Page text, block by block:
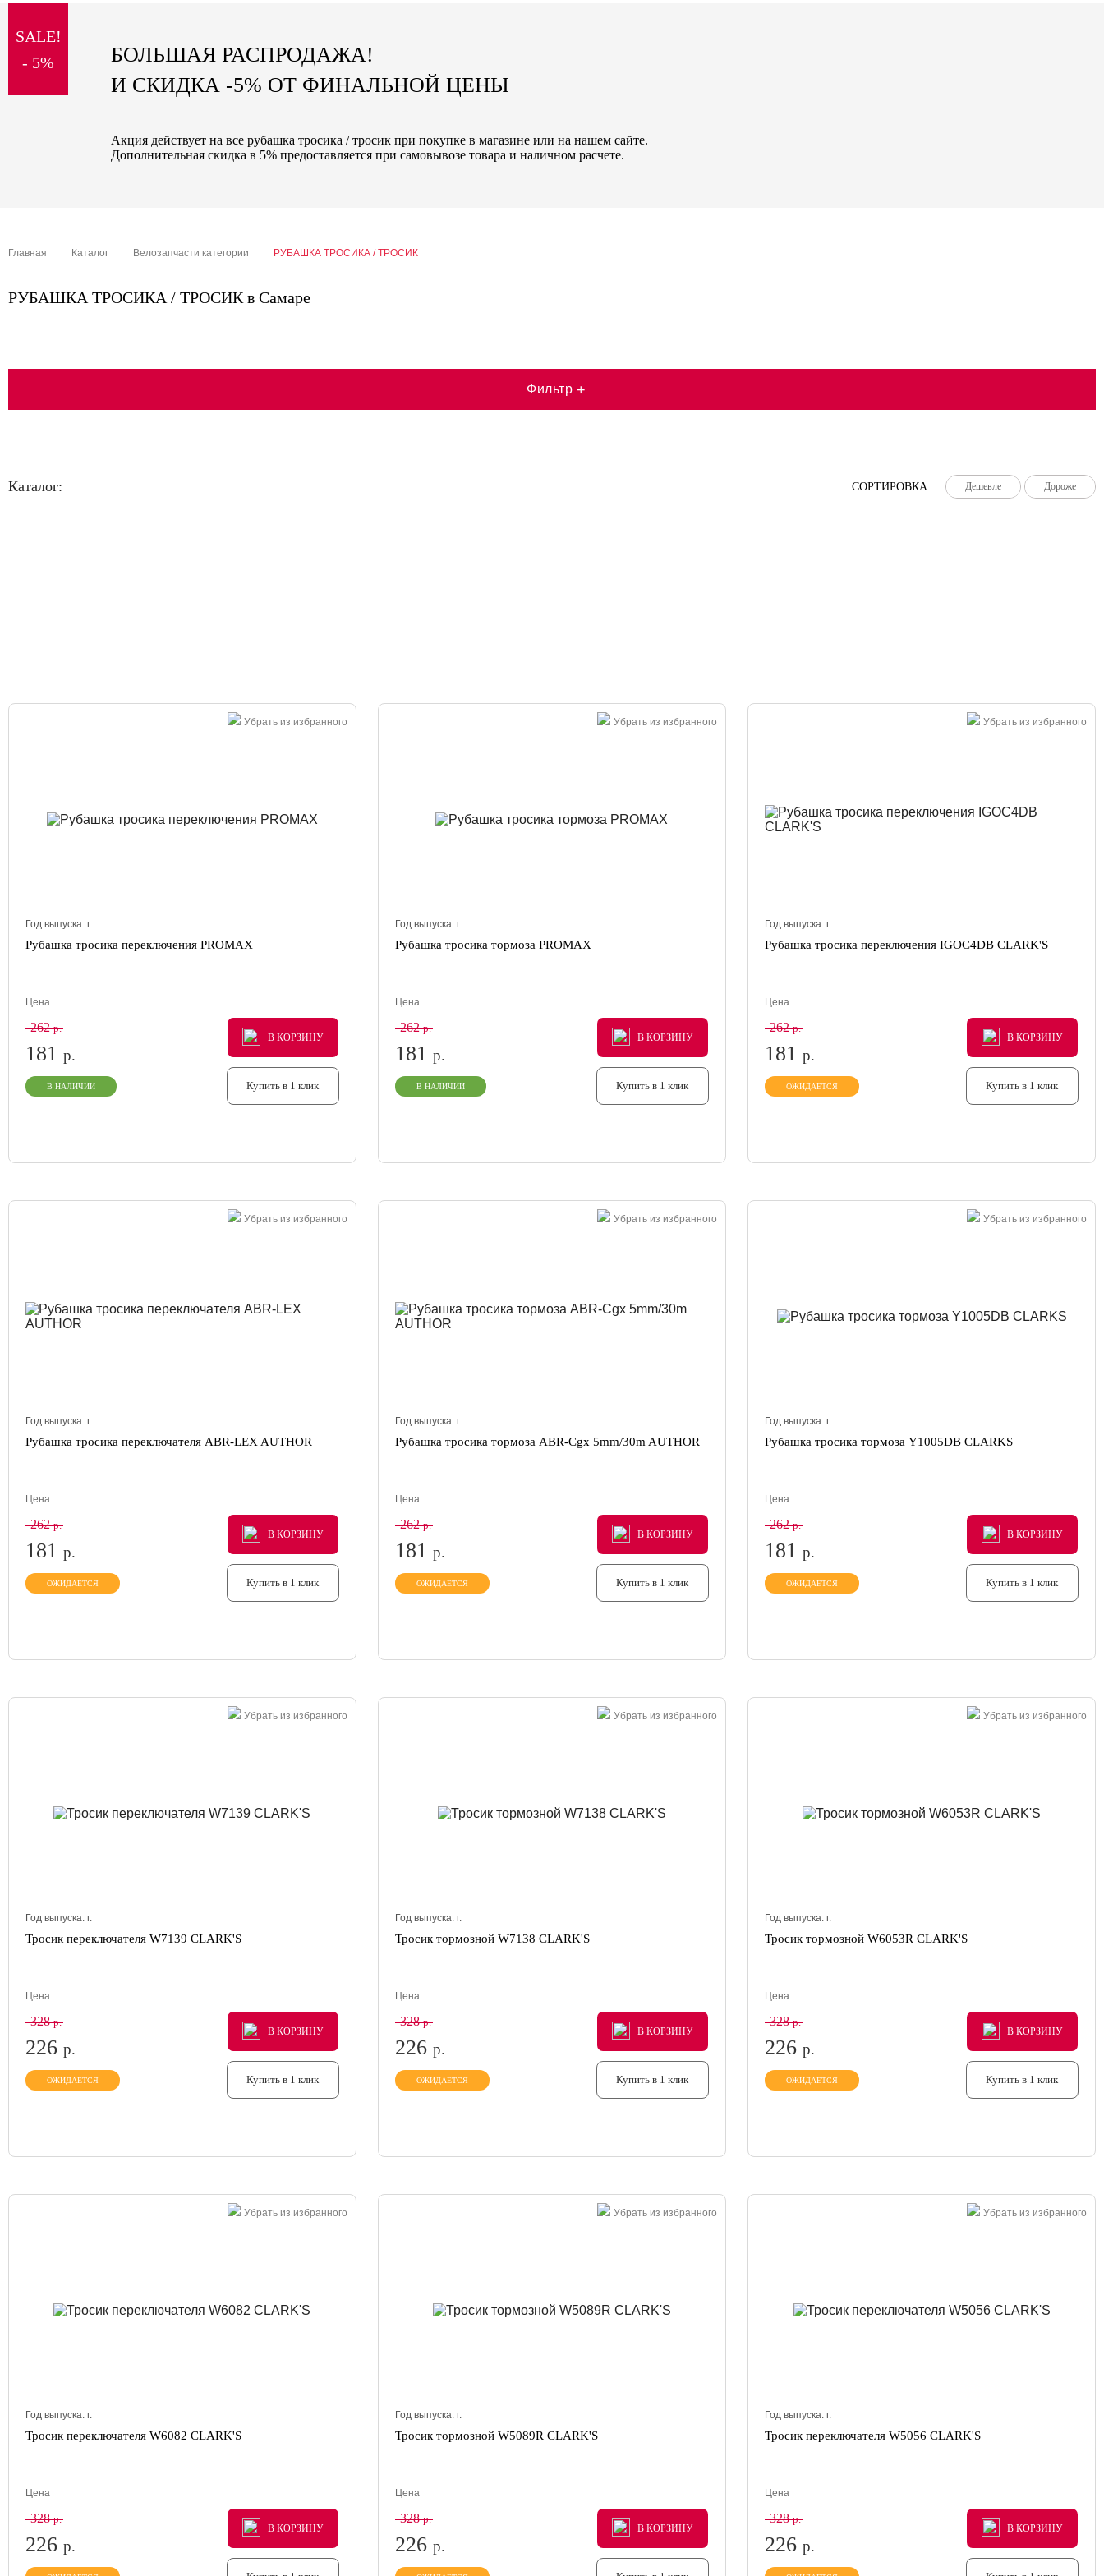
special price
SALE!
- 5%
БОЛЬШАЯ РАСПРОДАЖА!
И СКИДКА -5% ОТ ФИНАЛЬНОЙ ЦЕНЫ
Акция действует на все рубашка тросика / тросик при покупке в магазине или на нашем сайте.
Дополнительная скидка в 5% предоставляется при самовывозе товара и наличном расчете.
Главная Каталог Велозапчасти категории РУБАШКА ТРОСИКА / ТРОСИК
РУБАШКА ТРОСИКА / ТРОСИК в Самаре
Фильтр +
Каталог: СОРТИРОВКА: Дешевле
Дешевле
Дешевле Дороже
Дороже
Дороже
Убрать из избранного
Год выпуска: г.
Рубашка тросика переключения PROMAX
Цена
262р.
181 р.
В НАЛИЧИИ
В КОРЗИНУ
В КОРЗИНУ
В КОРЗИНУ
Купить в 1 клик
Убрать из избранного
Год выпуска:г.
Рубашка тросика тормоза PROMAX
Цена
262р.
181р.
В НАЛИЧИИ
В КОРЗИНУ
В КОРЗИНУ
В КОРЗИНУ
Купить в 1 клик
Убрать из избранного
Год выпуска:г.
Рубашка тросика переключения IGOC4DB CLARK'S
Цена
262р.
181р.
ОЖИДАЕТСЯ
В КОРЗИНУ
В КОРЗИНУ
В КОРЗИНУ
Купить в 1 клик
Убрать из избранного
Год выпуска: г.
Рубашка тросика переключателя ABR-LEX AUTHOR
Цена
262р.
181 р.
ОЖИДАЕТСЯ
В КОРЗИНУ
В КОРЗИНУ
В КОРЗИНУ
Купить в 1 клик
Убрать из избранного
Год выпуска:г.
Рубашка тросика тормоза ABR-Cgx 5mm/30m AUTHOR
Цена
262р.
181р.
ОЖИДАЕТСЯ
В КОРЗИНУ
В КОРЗИНУ
В КОРЗИНУ
Купить в 1 клик
Убрать из избранного
Год выпуска:г.
Рубашка тросика тормоза Y1005DB СLARKS
Цена
262р.
181р.
ОЖИДАЕТСЯ
В КОРЗИНУ
В КОРЗИНУ
В КОРЗИНУ
Купить в 1 клик
Убрать из избранного
Год выпуска: г.
Тросик переключателя W7139 CLARK'S
Цена
328р.
226 р.
ОЖИДАЕТСЯ
В КОРЗИНУ
В КОРЗИНУ
В КОРЗИНУ
Купить в 1 клик
Убрать из избранного
Год выпуска:г.
Тросик тормозной W7138 CLARK'S
Цена
328р.
226р.
ОЖИДАЕТСЯ
В КОРЗИНУ
В КОРЗИНУ
В КОРЗИНУ
Купить в 1 клик
Убрать из избранного
Год выпуска:г.
Тросик тормозной W6053R CLARK'S
Цена
328р.
226р.
ОЖИДАЕТСЯ
В КОРЗИНУ
В КОРЗИНУ
В КОРЗИНУ
Купить в 1 клик
Убрать из избранного
Год выпуска: г.
Тросик переключателя W6082 CLARK'S
Цена
328р.
226 р.
В КОРЗИНУ
В КОРЗИНУ
В КОРЗИНУ
Убрать из избранного
Год выпуска:г.
Тросик тормозной W5089R CLARK'S
Цена
328р.
226р.
В КОРЗИНУ
В КОРЗИНУ
В КОРЗИНУ
Убрать из избранного
Год выпуска:г.
Тросик переключателя W5056 CLARK'S
Цена
328р.
226р.
В КОРЗИНУ
В КОРЗИНУ
В КОРЗИНУ